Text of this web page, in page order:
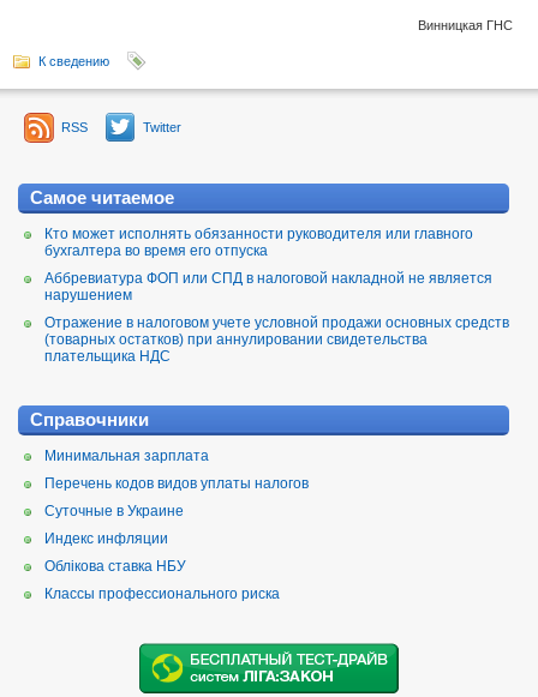
Винницкая ГНС
К сведению
RSS Twitter
Самое читаемое
Кто может исполнять обязанности руководителя или главного
бухгалтера во время его отпуска
Аббревиатура ФОП или СПД в налоговой накладной не является
нарушением
Отражение в налоговом учете условной продажи основных средств
(товарных остатков) при аннулировании свидетельства
плательщика НДС
Справочники
Минимальная зарплата
Перечень кодов видов уплаты налогов
Суточные в Украине
Индекс инфляции
Облікова ставка НБУ
Классы профессионального риска